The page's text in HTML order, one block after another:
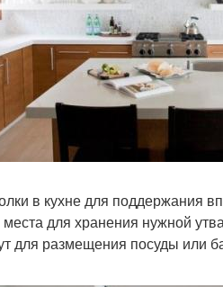
в кухне для поддержания
для хранения нужной
для размещения посуды или